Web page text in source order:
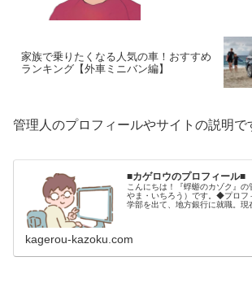
家族で乗りたくなる人気の車！おすすめ
ランキング【外車ミニバン編】
管理人のプロフィールやサイトの説明で
■カゲロウのプロフィール■
こんにちは！『蜉蝣のカゾク』
やま・いちろう）です。◆プロフ
学部を出て、地方銀行に就職。現
kagerou-kazoku.com